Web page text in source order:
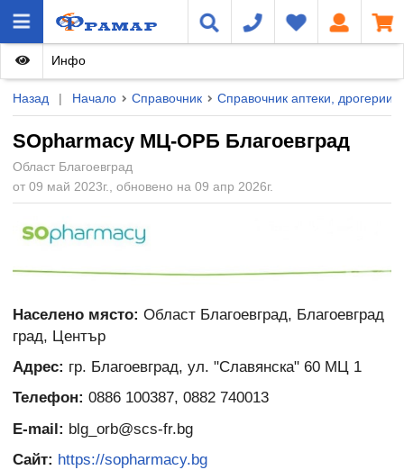
Назад | Начало Справочник Справочник аптеки, дрогерии
SOpharmacy МЦ-ОРБ Благоевград
Област Благоевград
от 09 май 2023г., обновено на 09 апр 2026г.
Инфо
Населено място: Област Благоевград, Благоевград
град, Център
Адрес: гр. Благоевград, ул. "Славянска" 60 МЦ 1
Телефон: 0886 100387, 0882 740013
E-mail: blg_orb@scs-fr.bg
Сайт: https://sopharmacy.bg